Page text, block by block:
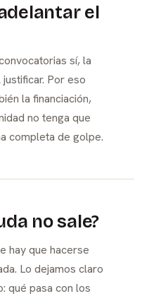
el
sí, la
Por eso
la financiación,
no tenga que
completa de golpe.
no sale?
hay que hacerse
Lo dejamos claro
qué pasa con los